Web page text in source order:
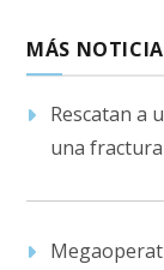
MÁS
Rescatan a
una